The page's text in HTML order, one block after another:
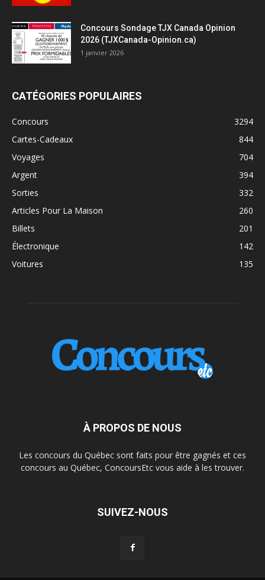
Concours Sondage TJX Canada Opinion
2026 (TJXCanada-Opinion.ca)
1 janvier 2026
CATÉGORIES POPULAIRES
Concours
3294
Cartes-Cadeaux
844
Voyages
704
Argent
394
Sorties
332
Articles Pour La Maison
260
Billets
201
Électronique
142
Voitures
135
À PROPOS DE NOUS
Les concours du Québec sont faits pour être gagnés et ces
concours au Québec, ConcoursEtc vous aide à les trouver.
SUIVEZ-NOUS